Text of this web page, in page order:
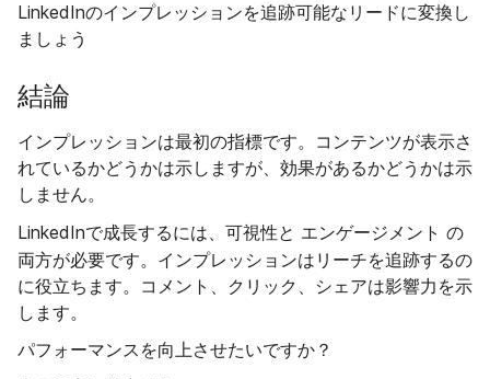
LinkedInのインプレッションを追跡可能なリードに変換し
ましょう
結論
インプレッションは最初の指標です。コンテンツが表示さ
れているかどうかは示しますが、効果があるかどうかは示
しません。
LinkedInで成長するには、 可視性と エンゲージメント の
両方が必要です。インプレッションはリーチを追跡するの
に役立ちます。コメント、クリック、シェアは影響力を示
します。
パフォーマンスを向上させたいですか？